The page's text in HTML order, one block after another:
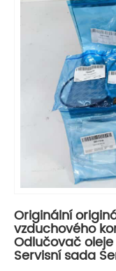
Originální
vzduchového
Odlučovač
Servisní sada